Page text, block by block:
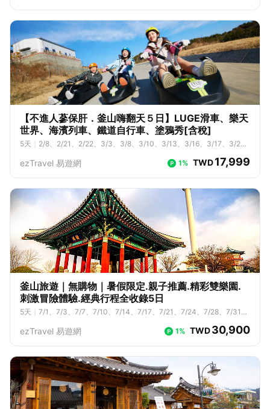
0、10/11、10/12、10/13、10/14、10/15、10/16、10/17、10/18、1
0/19、10/20、10/21、10/22、10/23、10/24、10/25
【不進人蔘保肝．釜山嗨翻天５日】LUGE滑車、樂天
世界、海濱列車、鐵道自行車、塗鴉秀[含稅]
5天
2/8、2/21、2/22、3/3、3/8、3/10、3/13、3/16、3/17、3/2
6、4/28、5/1、5/3、5/5、5/8、5/10、5/12、5/15、5/17、5/22、5/2
9、6/21、6/23、6/26、6/28、6/30、7/3、7/7、7/10、7/12、7/14、
7/17、7/19、7/21、7/24、7/26、7/28、7/31、8/2、8/4、8/7、8/9、
8/11、8/14、8/16、8/18、8/21、8/25、8/28、8/30、9/1、9/4、9/
6、9/8、9/11、9/13、9/15、9/18、9/20、9/22、9/24、9/26、9/27、
9/29、10/2、10/4、10/6、10/9、10/11、10/13、10/16、10/18、10/
20、10/23
ezTravel 易遊網 1% TWD17,999
釜山旅遊｜無購物｜暑假限定.親子推薦.精彩雙樂園.
刺激冒險體驗.經典行程全收錄5日
5天
7/1、7/3、7/7、7/10、7/14、7/17、7/21、7/24、7/28、7/31、
ezTravel 易遊網 1% TWD30,900